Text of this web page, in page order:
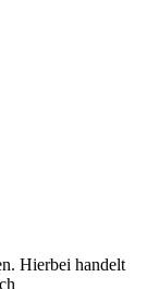
Hierbei handelt